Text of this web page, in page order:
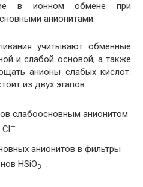
в ионном обмене при
анионитами.
учитывают обменные
и слабой основой, а также
анионы слабых кислот.
из двух этапов:
слабоосновным анионитом
Cl—.
анионитов в фильтры
HSiO3
—.